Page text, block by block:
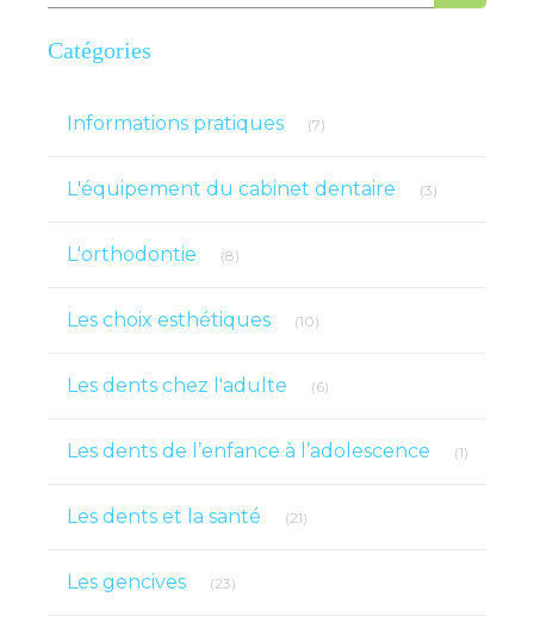
Catégories
Informations pratiques (7)
L'équipement du cabinet dentaire (3)
L'orthodontie (8)
Les choix esthétiques (10)
Les dents chez l'adulte (6)
Les dents de l’enfance à l’adolescence (1)
Les dents et la santé (21)
Les gencives (23)